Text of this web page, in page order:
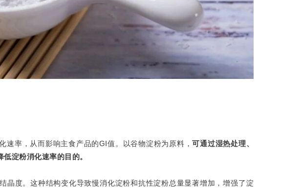
速率，从而影响主食产品的GI值。以谷物淀粉为原料，可通过湿热处理、
淀粉消化速率的目的。
晶度。这种结构变化导致慢消化淀粉和抗性淀粉总量显著增加，增强了淀